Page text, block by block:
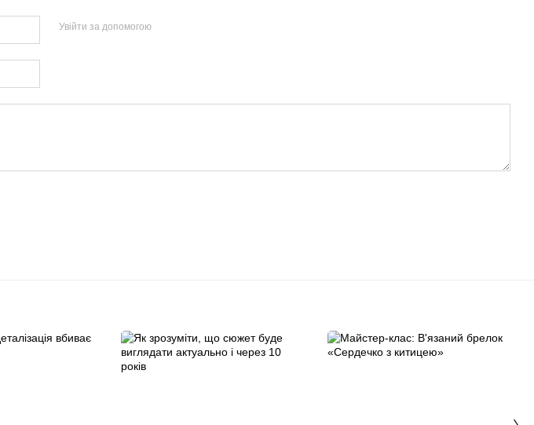
Увійти за допомогою